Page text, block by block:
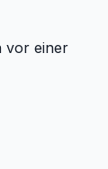
vor einer